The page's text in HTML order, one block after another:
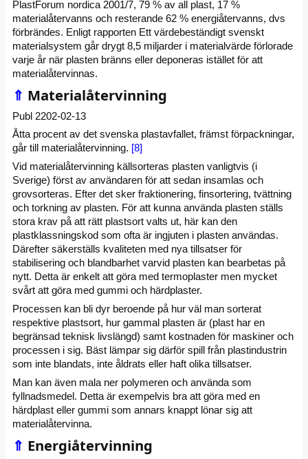
PlastForum nordica 2001/7, 79 % av all plast, 17 %
materialåtervanns och resterande 62 % energiåtervanns, dvs
förbrändes. Enligt rapporten Ett värdebeständigt svenskt
materialsystem går drygt 8,5 miljarder i materialvärde förlorade
varje år när plasten bränns eller deponeras istället för att
materialåtervinnas.
⇑ Materialåtervinning
Publ 2202-02-13
Åtta procent av det svenska plastavfallet, främst förpackningar,
går till materialåtervinning. [8]
Vid materialåtervinning källsorteras plasten vanligtvis (i
Sverige) först av användaren för att sedan insamlas och
grovsorteras. Efter det sker fraktionering, finsortering, tvättning
och torkning av plasten. För att kunna använda plasten ställs
stora krav på att rätt plastsort valts ut, här kan den
plastklassningskod som ofta är ingjuten i plasten användas.
Därefter säkerställs kvaliteten med nya tillsatser för
stabilisering och blandbarhet varvid plasten kan bearbetas på
nytt. Detta är enkelt att göra med termoplaster men mycket
svårt att göra med gummi och härdplaster.
Processen kan bli dyr beroende på hur väl man sorterat
respektive plastsort, hur gammal plasten är (plast har en
begränsad teknisk livslängd) samt kostnaden för maskiner och
processen i sig. Bäst lämpar sig därför spill från plastindustrin
som inte blandats, inte åldrats eller haft olika tillsatser.
Man kan även mala ner polymeren och använda som
fyllnadsmedel. Detta är exempelvis bra att göra med en
härdplast eller gummi som annars knappt lönar sig att
materialåtervinna.
⇑ Energiåtervinning